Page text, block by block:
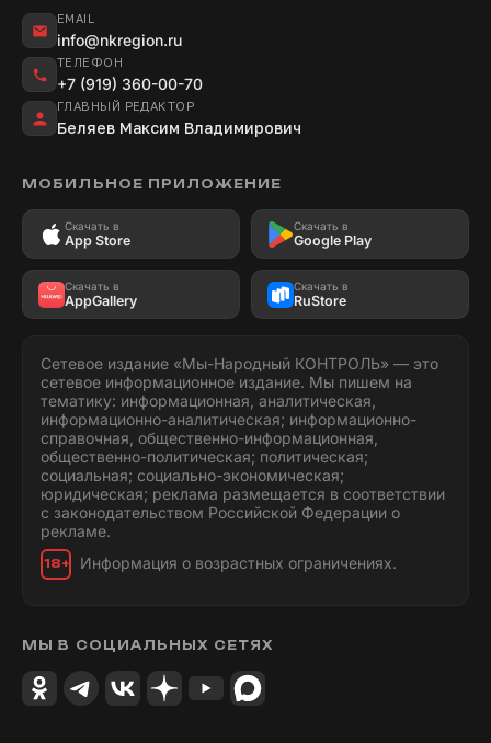
EMAIL
info@nkregion.ru
ТЕЛЕФОН
+7 (919) 360-00-70
ГЛАВНЫЙ РЕДАКТОР
Беляев Максим Владимирович
МОБИЛЬНОЕ ПРИЛОЖЕНИЕ
Скачать в
App Store
Скачать в
Google Play
Скачать в
AppGallery
Скачать в
RuStore
Сетевое издание «Мы-Народный КОНТРОЛЬ» — это
сетевое информационное издание. Мы пишем на
тематику: информационная, аналитическая,
информационно-аналитическая; информационно-
справочная, общественно-информационная,
общественно-политическая; политическая;
социальная; социально-экономическая;
юридическая; реклама размещается в соответствии
с законодательством Российской Федерации о
рекламе.
18+ Информация о возрастных ограничениях.
МЫ В СОЦИАЛЬНЫХ СЕТЯХ